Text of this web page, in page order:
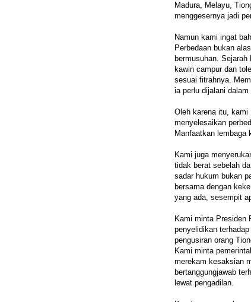
Madura, Melayu,
menggesernya jadi
Namun kami ingat
Perbedaan bukan
bermusuhan.
kawin campur dan
sesuai fitrahnya.
ia perlu dijalani
Oleh karena itu, kami
menyelesaikan
Manfaatkan lembaga
Kami juga
tidak berat sebelah
sadar hukum bukan
bersama dengan
yang ada, sesempit
Kami minta Presiden
penyelidikan
pengusiran orang
Kami minta
merekam kesaksian
bertanggungjawab
lewat pengadilan.